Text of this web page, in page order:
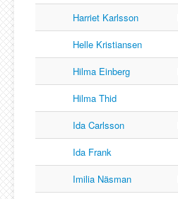
Harriet Karlsson
Helle Kristiansen
Hilma Einberg
Hilma Thid
Ida Carlsson
Ida Frank
Imilia Näsman